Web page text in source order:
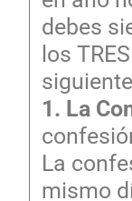
debes
los
1. La
La
mismo